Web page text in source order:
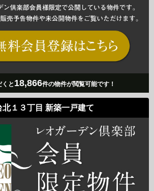
くと 18,866件の物件が閲覧可能です！
北１３丁目 新築一戸建て